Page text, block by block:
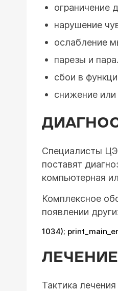
ограничение
нарушение
ослабление
парезы и
сбои в
снижение или
Специалисты
поставят
компьютерная
Комплексное
появлении
1034);
ЛЕЧЕНИЕ
Тактика